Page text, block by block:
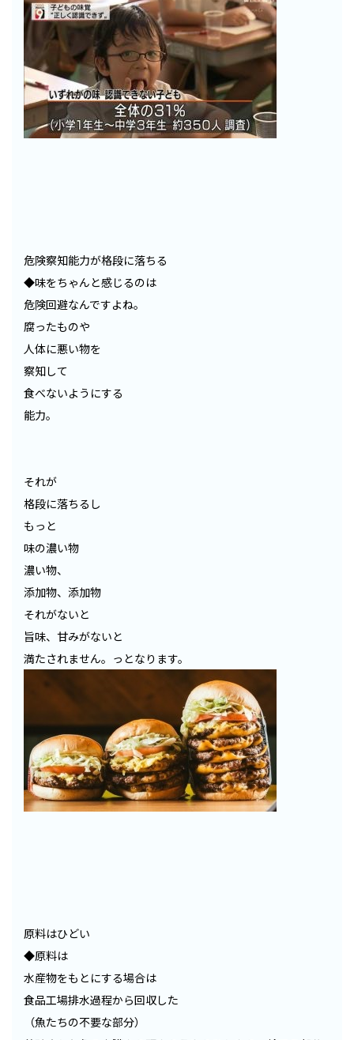
危険察知能力が格段に落ちる
◆味をちゃんと感じるのは
危険回避なんですよね。
腐ったものや
人体に悪い物を
察知して
食べないようにする
能力。
それが
格段に落ちるし
もっと
味の濃い物
濃い物、
添加物、添加物
それがないと
旨味、甘みがないと
満たされません。っとなります。
原料はひどい
◆原料は
水産物をもとにする場合は
食品工場排水過程から回収した
（魚たちの不要な部分）